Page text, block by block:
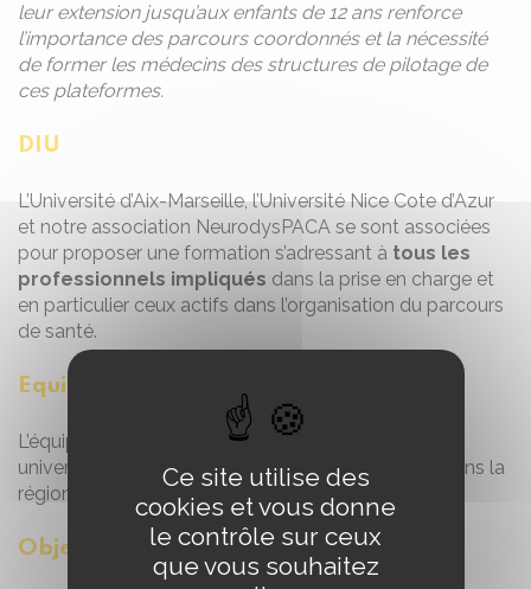
leur extension jusqu’aux enfants de 12 ans renforce
l’importance des parcours coordonnés et la nécessité
de former les médecins des structures de pilotage de
ces plateformes.
DIU
L’Université d’Aix-Marseille, l’Université Nice Cote d’Azur
et notre association NeurodysPACA se sont associées
pour proposer une formation s’adressant à tous les
professionnels impliqués dans la prise en charge et
en particulier ceux actifs dans l’organisation du parcours
de santé.
Equipe
L’équipe de formation réunie des chercheurs, des
universitaires et des acteurs de terrain implantés dans la
région.
Objectif
Ce site utilise des
cookies et vous donne
le contrôle sur ceux
que vous souhaitez